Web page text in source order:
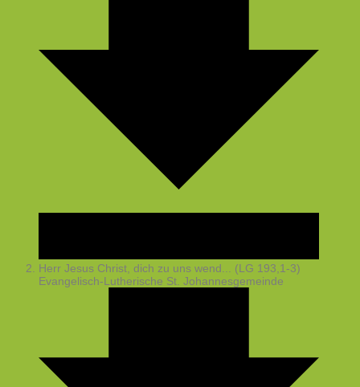
Herr Jesus Christ, dich zu uns wend... (LG 193,1-3)
Evangelisch-Lutherische St. Johannesgemeinde